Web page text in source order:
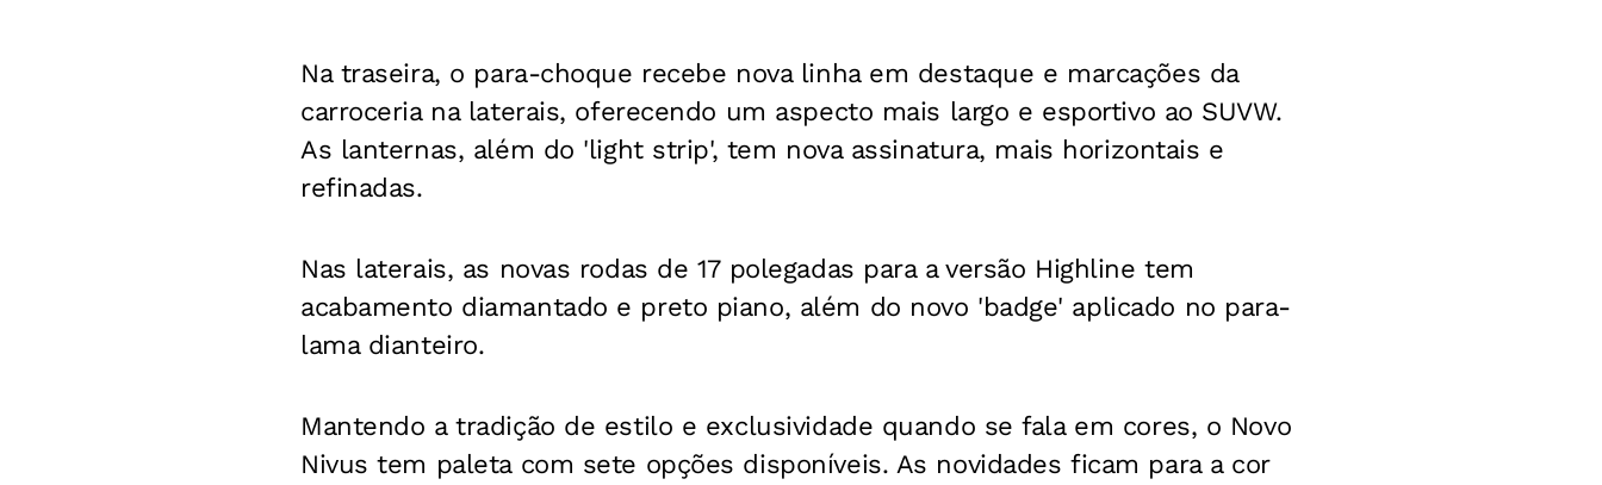
Na traseira, o para-choque recebe nova linha em destaque e marcações da
carroceria na laterais, oferecendo um aspecto mais largo e esportivo ao SUVW.
As lanternas, além do 'light strip', tem nova assinatura, mais horizontais e
refinadas.
Nas laterais, as novas rodas de 17 polegadas para a versão Highline tem
acabamento diamantado e preto piano, além do novo 'badge' aplicado no para-
lama dianteiro.
Mantendo a tradição de estilo e exclusividade quando se fala em cores, o Novo
Nivus tem paleta com sete opções disponíveis. As novidades ficam para a cor